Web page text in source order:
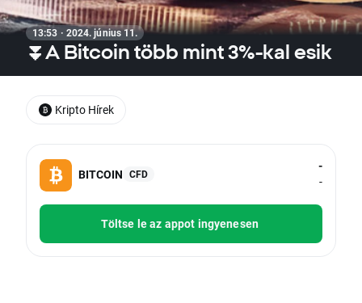
13:53 · 2024. június 11.
⏬A Bitcoin több mint 3%-kal esik
BITCOIN CFD
-
-
Töltse le az appot ingyenesen
Kripto Hírek